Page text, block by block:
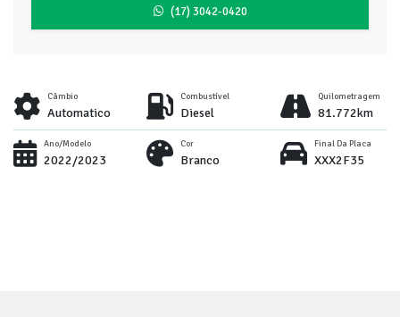
(17) 3042-0420
Câmbio
Automatico
Combustível
Diesel
Quilometragem
81.772km
Ano/Modelo
2022/2023
Cor
Branco
Final Da Placa
XXX2F35